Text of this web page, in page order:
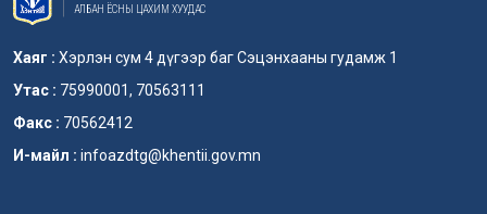
АЛБАН ЁСНЫ ЦАХИМ ХУУДАС
Хаяг : Хэрлэн сум 4 дүгээр баг Сэцэнхааны гудамж 1
Утас : 75990001, 70563111
Факс : 70562412
И-майл : infoazdtg@khentii.gov.mn